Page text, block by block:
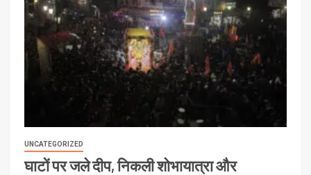
UNCATEGORIZED
घाटों पर जले दीप, निकली शोभायात्रा और